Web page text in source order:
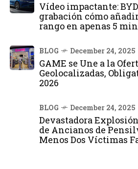
Vídeo impactante:
grabación cómo
rango en apenas 5
BLOG December 24, 2025
GAME se Une a la
Geolocalizadas,
2026
BLOG December 24, 2025
Devastadora
de Ancianos de
Menos Dos Víctimas